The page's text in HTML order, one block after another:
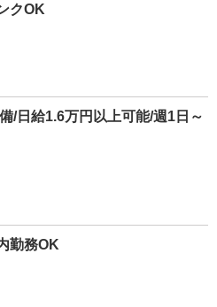
クOK
/日給1.6万円以上可能/週1日～
勤務OK